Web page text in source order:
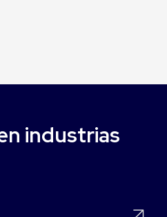
industrias